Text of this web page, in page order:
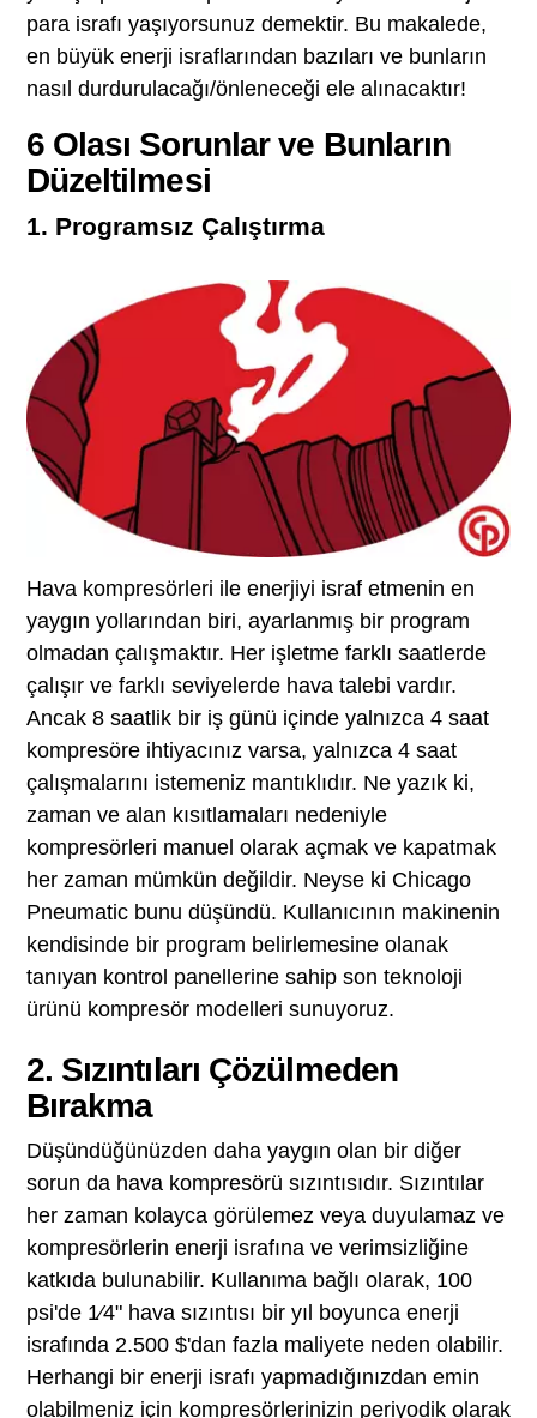
para israfı yaşıyorsunuz demektir. Bu makalede,
en büyük enerji israflarından bazıları ve bunların
nasıl durdurulacağı/önleneceği ele alınacaktır!
6 Olası Sorunlar ve Bunların
Düzeltilmesi
1. Programsız Çalıştırma
Hava kompresörleri ile enerjiyi israf etmenin en
yaygın yollarından biri, ayarlanmış bir program
olmadan çalışmaktır. Her işletme farklı saatlerde
çalışır ve farklı seviyelerde hava talebi vardır.
Ancak 8 saatlik bir iş günü içinde yalnızca 4 saat
kompresöre ihtiyacınız varsa, yalnızca 4 saat
çalışmalarını istemeniz mantıklıdır. Ne yazık ki,
zaman ve alan kısıtlamaları nedeniyle
kompresörleri manuel olarak açmak ve kapatmak
her zaman mümkün değildir. Neyse ki Chicago
Pneumatic bunu düşündü. Kullanıcının makinenin
kendisinde bir program belirlemesine olanak
tanıyan kontrol panellerine sahip son teknoloji
ürünü kompresör modelleri sunuyoruz.
2. Sızıntıları Çözülmeden
Bırakma
Düşündüğünüzden daha yaygın olan bir diğer
sorun da hava kompresörü sızıntısıdır. Sızıntılar
her zaman kolayca görülemez veya duyulamaz ve
kompresörlerin enerji israfına ve verimsizliğine
katkıda bulunabilir. Kullanıma bağlı olarak, 100
psi'de 1⁄4" hava sızıntısı bir yıl boyunca enerji
israfında 2.500 $'dan fazla maliyete neden olabilir.
Herhangi bir enerji israfı yapmadığınızdan emin
olabilmeniz için kompresörlerinizin periyodik olarak